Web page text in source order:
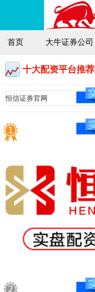
首页 大牛证券公司
十大配资平台推荐
恒信证券官网